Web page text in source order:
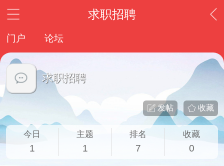
求职招聘
门户 论坛
求职招聘
收藏
发帖
今日
1
主题
1
排名
7
收藏
0